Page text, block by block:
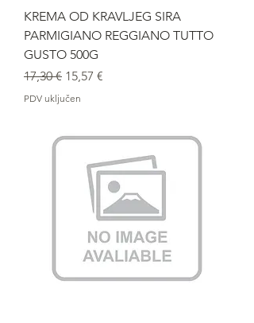
KREMA OD KRAVLJEG SIRA
PARMIGIANO REGGIANO TUTTO
GUSTO 500G
Redovna cijena
17,30 € Cijena s popustom
15,57 €
PDV uključen